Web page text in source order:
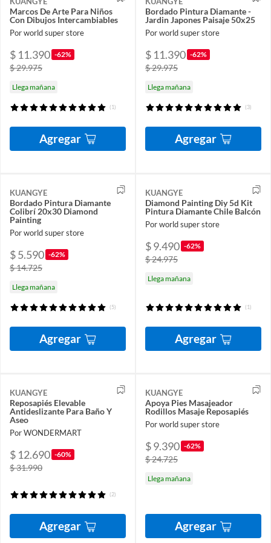
Marcos De Arte Para Niños
Con Dibujos Intercambiables
Por world super store
$ 11.390 -62%
$ 29.975
Llega mañana
(1)
Agregar
Bordado Pintura Diamante -
Jardin Japones Paisaje 50x25
Por world super store
$ 11.390 -62%
$ 29.975
Llega mañana
(3)
Agregar
KUANGYE
Bordado Pintura Diamante
Colibrí 20x30 Diamond
Painting
Por world super store
$ 5.590 -62%
$ 14.725
Llega mañana
(5)
Agregar
KUANGYE
Diamond Painting Diy 5d Kit
Pintura Diamante Chile Balcón
Por world super store
$ 9.490 -62%
$ 24.975
Llega mañana
(1)
Agregar
KUANGYE
Reposapiés Elevable
Antideslizante Para Baño Y
Aseo
Por WONDERMART
$ 12.690 -60%
$ 31.990
(2)
Agregar
KUANGYE
Apoya Pies Masajeador
Rodillos Masaje Reposapiés
Por world super store
$ 9.390 -62%
$ 24.725
Llega mañana
Agregar